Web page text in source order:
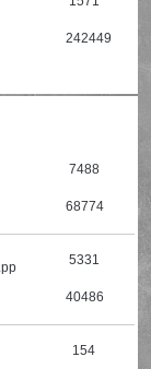
242449
7488
68774
5331
40486
154